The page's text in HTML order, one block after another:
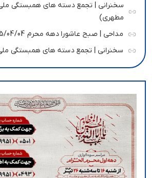
سخنرانی | تجمع دسته های همبستگی
مطهری)
مداحی | صبح عاشورا دهه محرم 1405/04/04
سخنرانی | تجمع دسته های همبستگی